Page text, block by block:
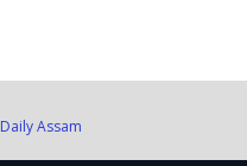
Daily Assam